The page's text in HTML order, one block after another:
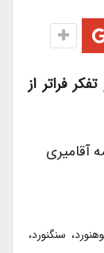
فراتر از
سنگنورد،